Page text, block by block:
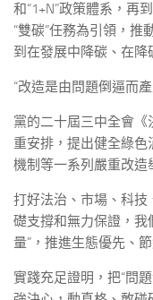
和“1+N”政策體系，再
“雙碳”任務為引領，
到在發展中降碳、在降
“改造是由問題倒逼而
黨的二十屆三中全會《
重安排，提出健全綠
機制等一系列嚴重改造
打好法治、市場、科技
礎支撐和無力保證，我
量”，推進生態優先、
實踐充足證明，把“問